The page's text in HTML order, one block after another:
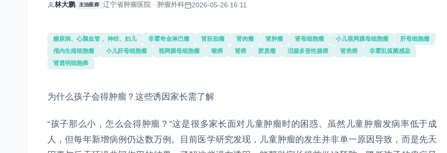
林大鹏 主治医师 辽宁省肿瘤医院 · 肿瘤外科 2026-05-26 16:11
糖尿病、心脑血管 、神经、妇儿 非霍奇金淋巴瘤 肾胚胎瘤 肾肉瘤 肾肿瘤 肾母细胞瘤 小儿视网膜母细胞瘤
肝母细胞瘤
颅内生殖细胞瘤
小儿肝母细胞瘤 视网膜母细胞瘤 喉癌 肾癌 胶质瘤 泪腺多形性腺癌 肾类癌
非霍乱弧菌感染
肾透明细胞癌
为什么孩子会得肿瘤？这些诱因家长需了解
“孩子那么小，怎么会得肿瘤？”这是很多家长面对儿童肿瘤时的困惑。虽然儿童肿瘤发病率低于成
人，但每年新增病例仍达数万例。目前医学研究发现，儿童肿瘤的发生并非单一原因导致，而是先天